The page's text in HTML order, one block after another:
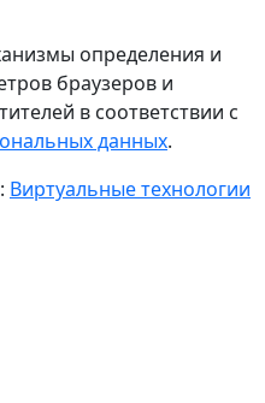
определения и
браузеров и
в соответствии с
данных.
Виртуальные технологии